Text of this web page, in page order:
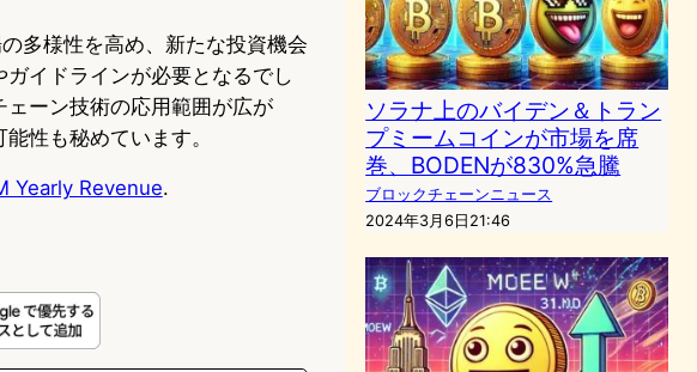
多様性を高め、新たな投資機会
イドラインが必要となるでし
ーン技術の応用範囲が広が
性も秘めています。
Yearly Revenue.
ソラナ上のバイデン＆トラン
プミームコインが市場を席
巻、BODENが830%急騰
ブロックチェーンニュース
2024年3月6日21:46